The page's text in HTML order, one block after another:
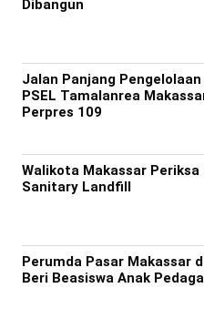
Dibangun
Jalan Panjang
PSEL Tamalanrea
Perpres 109
Walikota Makassar Periksa
Sanitary Landfill
Perumda Pasar Makassar
Beri Beasiswa Anak